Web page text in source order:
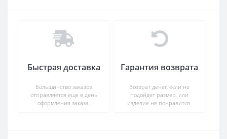
Быстрая доставка
Большинство заказов
отправляется еще в день
оформления заказа.
Гарантия возврата
Возврат денег, если не
подойдет размер, или
изделие не понравится.